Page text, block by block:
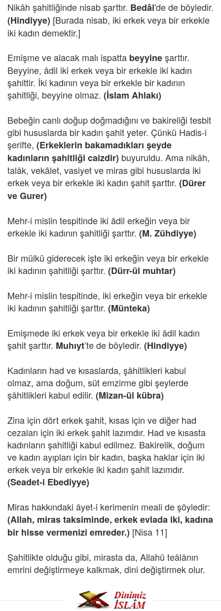
Nikâh şahitliğinde nisab şarttır. Bedâi'de de böyledir.
(Hindiyye) [Burada nisab, iki erkek veya bir erkekle
iki kadın demektir.]
Emişme ve alacak malı ispatta beyyineşarttır.
Beyyine, âdil iki erkek veya bir erkekle iki kadın
şahittir. İki kadının veya bir erkekle bir kadının
şahitliği, beyyine olmaz. (İslam Ahlakı)
Bebeğin canlı doğup doğmadığını ve bakireliği tesbit
gibi hususlarda bir kadın şahit yeter. Çünkü Hadis-i
şerifte, (Erkeklerin bakamadıkları şeyde
kadınların şahitliği caizdir) buyuruldu. Ama nikâh,
talâk, vekâlet, vasiyet ve miras gibi hususlarda iki
erkek veya bir erkekle iki kadın şahit şarttır. (Dürer
ve Gurer)
Mehr-i mislin tespitinde iki âdil erkeğin veya bir
erkekle iki kadının şahitliği şarttır. (M. Zühdiyye)
Bir mülkü giderecek işte iki erkeğin veya bir erkekle
iki kadının şahitliği şarttır. (Dürr-ül muhtar)
Mehr-i mislin tespitinde, iki erkeğin veya bir erkekle
iki kadının şahitliği şarttır. (Münteka)
Emişmede iki erkek veya bir erkekle iki âdil kadın
şahit şarttır. Muhıyt’te de böyledir. (Hindiyye)
Kadınların had ve kısaslarda, şâhitlikleri kabul
olmaz, ama doğum, süt emzirme gibi şeylerde
şâhitlikleri kabul edilir. (Mizan-ül kübra)
Zina için dört erkek şahit, kısas için ve diğer had
cezaları için iki erkek şahit lazımdır. Had ve kısasta
kadınların şahitliği kabul edilmez. Bakirelik, doğum
ve kadın ayıpları için bir kadın, başka haklar için iki
erkek veya bir erkekle iki kadın şahit lazımdır.
(Seadet-i Ebediyye)
Miras hakkındaki âyet-i kerimenin meali de şöyledir:
(Allah, miras taksiminde, erkek evlada iki, kadına
bir hisse vermenizi emreder.) [Nisa 11]
Şahitlikte olduğu gibi, mirasta da, Allahü teâlânın
emrini değiştirmeye kalkmak, dini değiştirmek olur.